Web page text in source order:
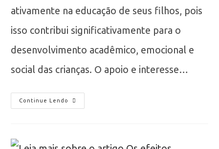
ativamente na educação de seus filhos, pois
isso contribui significativamente para o
desenvolvimento acadêmico, emocional e
social das crianças. O apoio e interesse…
Continue Lendo